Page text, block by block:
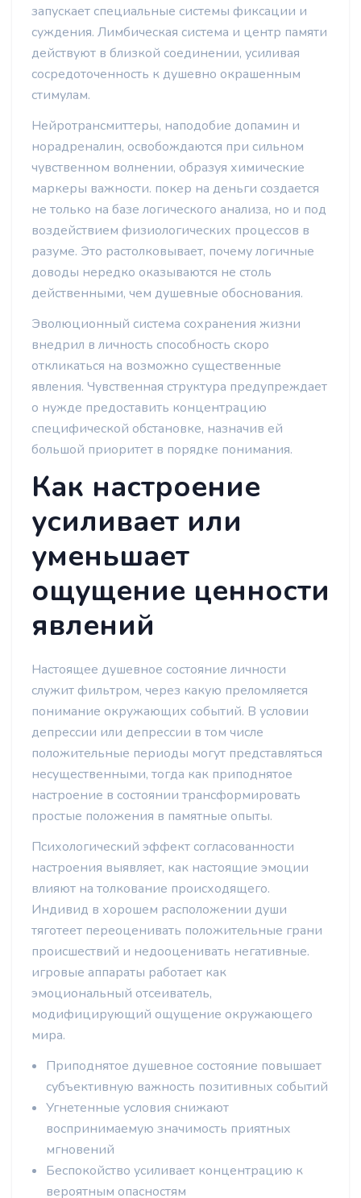
запускает специальные системы фиксации и
суждения. Лимбическая система и центр памяти
действуют в близкой соединении, усиливая
сосредоточенность к душевно окрашенным
стимулам.
Нейротрансмиттеры, наподобие допамин и
норадреналин, освобождаются при сильном
чувственном волнении, образуя химические
маркеры важности. покер на деньги создается
не только на базе логического анализа, но и под
воздействием физиологических процессов в
разуме. Это растолковывает, почему логичные
доводы нередко оказываются не столь
действенными, чем душевные обоснования.
Эволюционный система сохранения жизни
внедрил в личность способность скоро
откликаться на возможно существенные
явления. Чувственная структура предупреждает
о нужде предоставить концентрацию
специфической обстановке, назначив ей
большой приоритет в порядке понимания.
Как настроение
усиливает или
уменьшает
ощущение ценности
явлений
Настоящее душевное состояние личности
служит фильтром, через какую преломляется
понимание окружающих событий. В условии
депрессии или депрессии в том числе
положительные периоды могут представляться
несущественными, тогда как приподнятое
настроение в состоянии трансформировать
простые положения в памятные опыты.
Психологический эффект согласованности
настроения выявляет, как настоящие эмоции
влияют на толкование происходящего.
Индивид в хорошем расположении души
тяготеет переоценивать положительные грани
происшествий и недооценивать негативные.
игровые аппараты работает как
эмоциональный отсеиватель,
модифицирующий ощущение окружающего
мира.
Приподнятое душевное состояние повышает
субъективную важность позитивных событий
Угнетенные условия снижают
воспринимаемую значимость приятных
мгновений
Беспокойство усиливает концентрацию к
вероятным опасностям